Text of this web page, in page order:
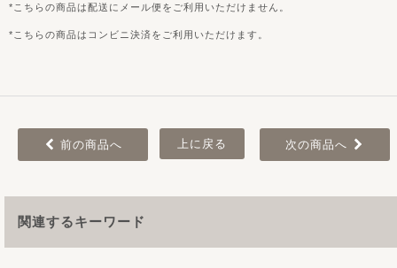
こちらの商品は配送にメール便をご利用いただけません。
こちらの商品はコンビニ決済をご利用いただけます。
前の商品へ 上に戻る 次の商品へ
関連するキーワード